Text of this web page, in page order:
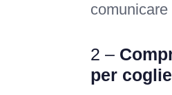
2 –
per